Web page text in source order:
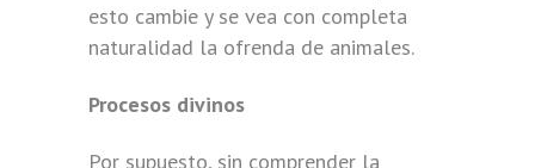
esto cambie y se vea con completa
naturalidad la ofrenda de animales.
Procesos divinos
Por supuesto, sin comprender la